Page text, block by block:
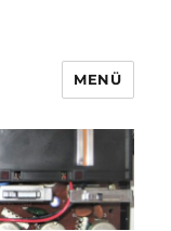
MENÜ